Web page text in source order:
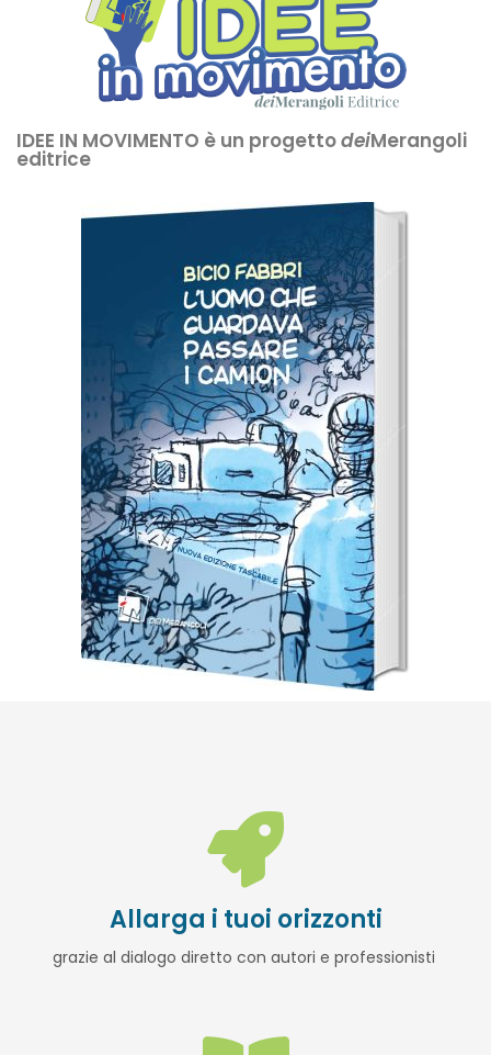
IDEE IN MOVIMENTO è un progettodeiMerangoli
editrice
Allarga i tuoi orizzonti
grazie al dialogo diretto con autori e professionisti